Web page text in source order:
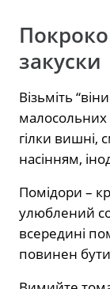
закуски
Візьміть
малосольних
гілки вишні,
насінням,
Помідори –
улюблений
всередині
повинен